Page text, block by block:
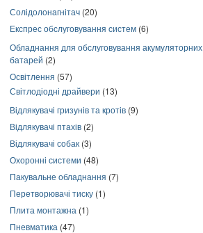
Солідолонагнітач (20)
Експрес обслуговування систем (6)
Обладнання для обслуговування акумуляторних
батарей (2)
Освітлення (57)
Світлодіодні драйвери (13)
Відлякувачі гризунів та кротів (9)
Відлякувачі птахів (2)
Відлякувачі собак (3)
Охоронні системи (48)
Пакувальне обладнання (7)
Перетворювачі тиску (1)
Плита монтажна (1)
Пневматика (47)